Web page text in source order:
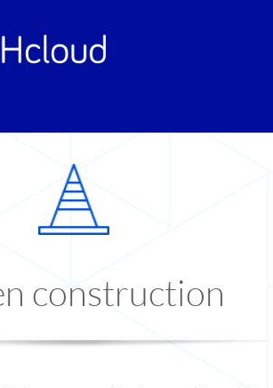
construction